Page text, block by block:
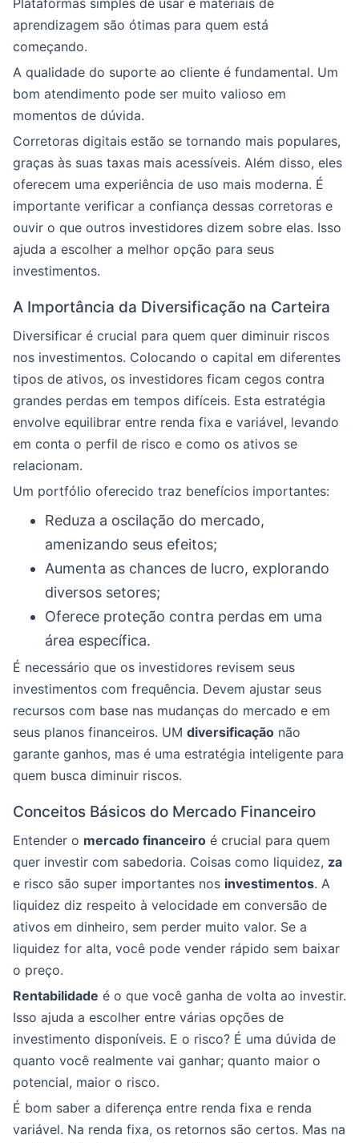
aprendizagem são ótimas para quem está
começando.
A qualidade do suporte ao cliente é fundamental. Um
bom atendimento pode ser muito valioso em
momentos de dúvida.
Corretoras digitais estão se tornando mais populares,
graças às suas taxas mais acessíveis. Além disso, eles
oferecem uma experiência de uso mais moderna. É
importante verificar a confiança dessas corretoras e
ouvir o que outros investidores dizem sobre elas. Isso
ajuda a escolher a melhor opção para seus
investimentos.
A Importância da Diversificação na Carteira
Diversificar é crucial para quem quer diminuir riscos
nos investimentos. Colocando o capital em diferentes
tipos de ativos, os investidores ficam cegos contra
grandes perdas em tempos difíceis. Esta estratégia
envolve equilibrar entre renda fixa e variável, levando
em conta o perfil de risco e como os ativos se
relacionam.
Um portfólio oferecido traz benefícios importantes:
Reduza a oscilação do mercado,
amenizando seus efeitos;
Aumenta as chances de lucro, explorando
diversos setores;
Oferece proteção contra perdas em uma
área específica.
É necessário que os investidores revisem seus
investimentos com frequência. Devem ajustar seus
recursos com base nas mudanças do mercado e em
seus planos financeiros. UM diversificação não
garante ganhos, mas é uma estratégia inteligente para
quem busca diminuir riscos.
Conceitos Básicos do Mercado Financeiro
Entender o mercado financeiro é crucial para quem
quer investir com sabedoria. Coisas como liquidez, za
e risco são super importantes nos investimentos. A
liquidez diz respeito à velocidade em conversão de
ativos em dinheiro, sem perder muito valor. Se a
liquidez for alta, você pode vender rápido sem baixar
o preço.
Rentabilidade é o que você ganha de volta ao investir.
Isso ajuda a escolher entre várias opções de
investimento disponíveis. E o risco? É uma dúvida de
quanto você realmente vai ganhar; quanto maior o
potencial, maior o risco.
É bom saber a diferença entre renda fixa e renda
variável. Na renda fixa, os retornos são certos. Mas na